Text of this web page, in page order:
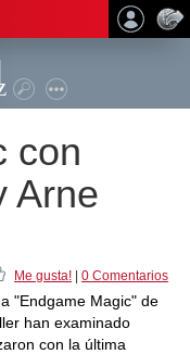
con
Arne
Me gusta! 0 Comentarios
"Endgame Magic" de
han examinado
con la última